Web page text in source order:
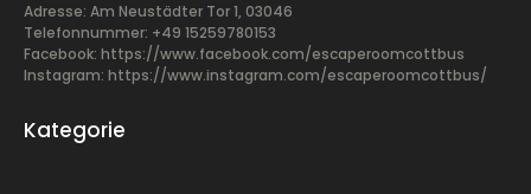
Adresse: Am Neustädter Tor 1, 03046
Telefonnummer: +49 15259780153
Facebook: https://www.facebook.com/escaperoomcottbus
Instagram: https://www.instagram.com/escaperoomcottbus/
Kategorie